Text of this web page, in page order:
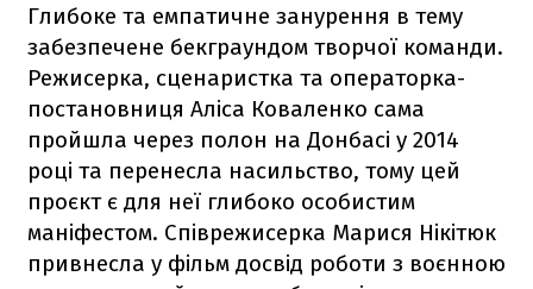
Глибоке та емпатичне занурення в тему
забезпечене бекграундом творчої команди.
Режисерка, сценаристка та операторка-
постановниця Аліса Коваленко сама
пройшла через полон на Донбасі у 2014
році та перенесла насильство, тому цей
проєкт є для неї глибоко особистим
маніфестом. Співрежисерка Марися Нікітюк
привнесла у фільм досвід роботи з воєнною